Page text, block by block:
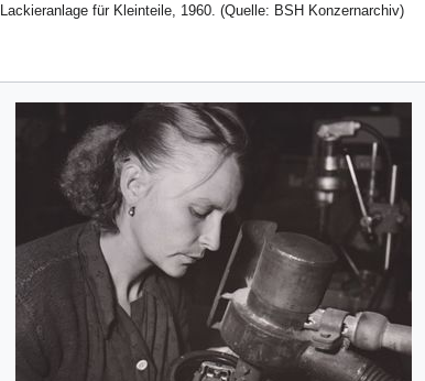
Lackieranlage für Kleinteile, 1960. (Quelle: BSH Konzernarchiv)